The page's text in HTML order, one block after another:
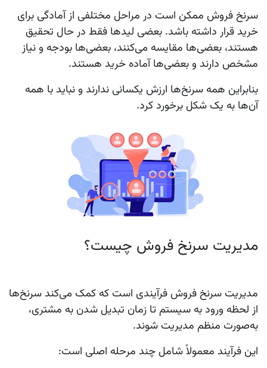
سرنخ فروش ممکن است در مراحل مختلفی از آمادگی برای
خرید قرار داشته باشد. بعضی لیدها فقط در حال تحقیق
هستند، بعضی‌ها مقایسه می‌کنند، بعضی‌ها بودجه و نیاز
مشخص دارند و بعضی‌ها آماده خرید هستند.
بنابراین همه سرنخ‌ها ارزش یکسانی ندارند و نباید با همه
آن‌ها به یک شکل برخورد کرد.
مدیریت سرنخ فروش چیست؟
مدیریت سرنخ فروش فرآیندی است که کمک می‌کند سرنخ‌ها
از لحظه ورود به سیستم تا زمان تبدیل شدن به مشتری،
به‌صورت منظم مدیریت شوند.
این فرآیند معمولاً شامل چند مرحله اصلی است: